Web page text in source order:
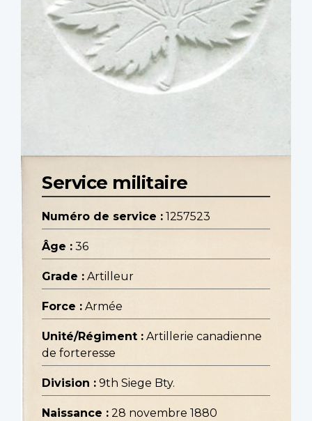
Service militaire
Numéro de service : 1257523
Âge : 36
Grade : Artilleur
Force : Armée
Unité/Régiment : Artillerie canadienne
de forteresse
Division : 9th Siege Bty.
Naissance : 28 novembre 1880